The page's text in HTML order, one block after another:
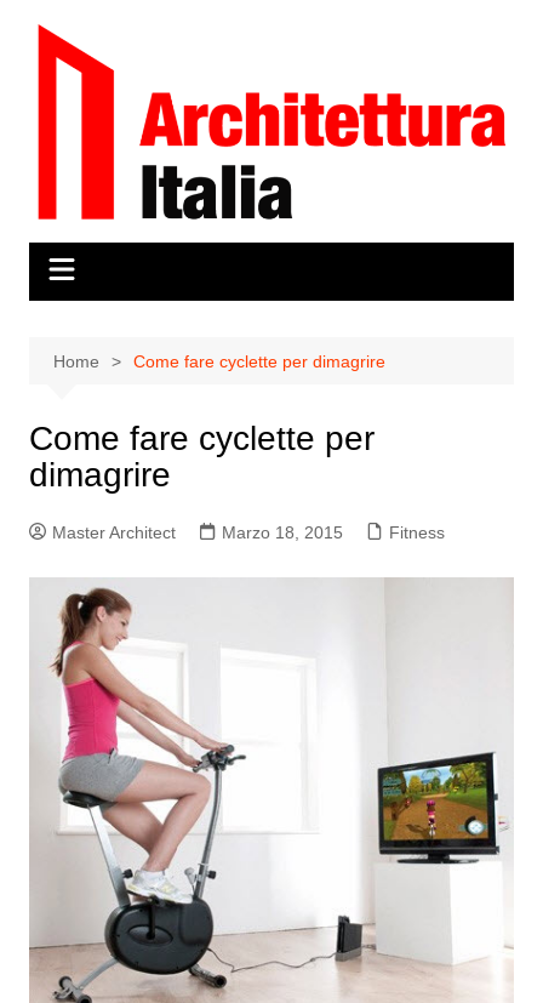
contenuto
Home Come fare cyclette per dimagrire
Come fare cyclette per
dimagrire
Master Architect Marzo 18, 2015 Fitness